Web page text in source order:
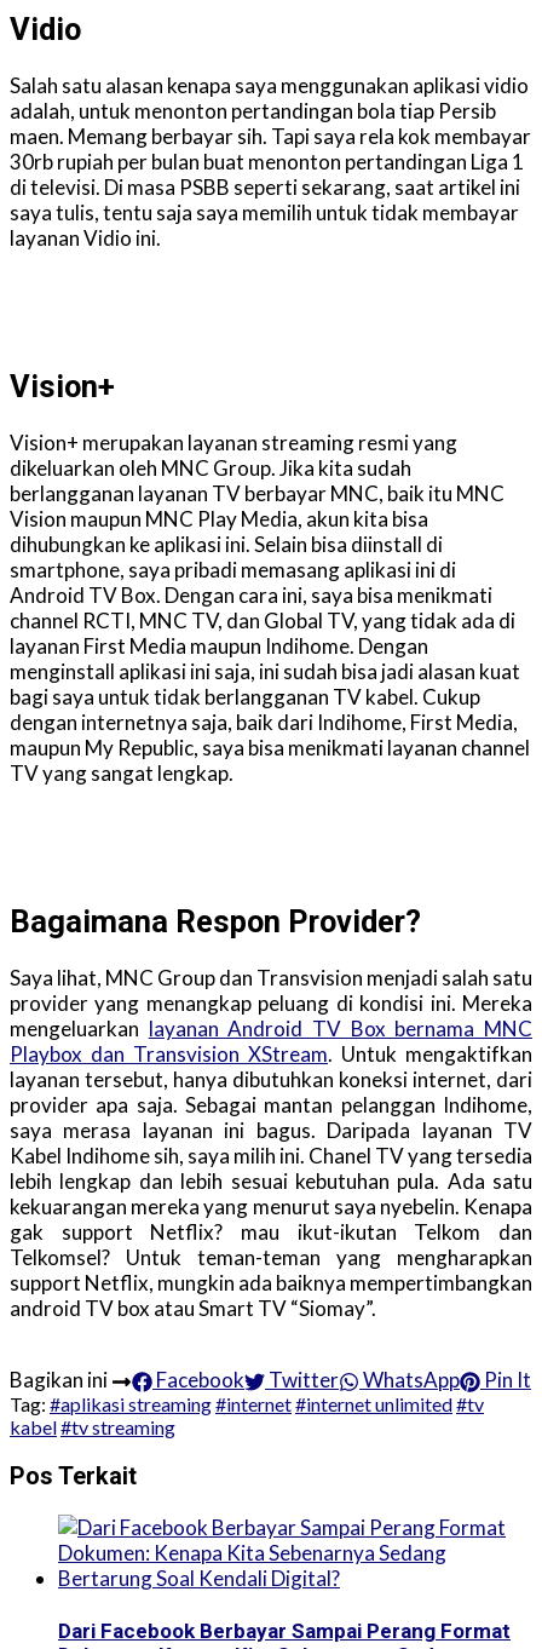
Vidio
Salah satu alasan kenapa saya menggunakan aplikasi vidio
adalah, untuk menonton pertandingan bola tiap Persib
maen. Memang berbayar sih. Tapi saya rela kok membayar
30rb rupiah per bulan buat menonton pertandingan Liga 1
di televisi. Di masa PSBB seperti sekarang, saat artikel ini
saya tulis, tentu saja saya memilih untuk tidak membayar
layanan Vidio ini.
Vision+
Vision+ merupakan layanan streaming resmi yang
dikeluarkan oleh MNC Group. Jika kita sudah
berlangganan layanan TV berbayar MNC, baik itu MNC
Vision maupun MNC Play Media, akun kita bisa
dihubungkan ke aplikasi ini. Selain bisa diinstall di
smartphone, saya pribadi memasang aplikasi ini di
Android TV Box. Dengan cara ini, saya bisa menikmati
channel RCTI, MNC TV, dan Global TV, yang tidak ada di
layanan First Media maupun Indihome. Dengan
menginstall aplikasi ini saja, ini sudah bisa jadi alasan kuat
bagi saya untuk tidak berlangganan TV kabel. Cukup
dengan internetnya saja, baik dari Indihome, First Media,
maupun My Republic, saya bisa menikmati layanan channel
TV yang sangat lengkap.
Bagaimana Respon Provider?
Saya lihat, MNC Group dan Transvision menjadi salah satu
provider yang menangkap peluang di kondisi ini. Mereka
mengeluarkan layanan Android TV Box bernama MNC
Playbox dan Transvision XStream. Untuk mengaktifkan
layanan tersebut, hanya dibutuhkan koneksi internet, dari
provider apa saja. Sebagai mantan pelanggan Indihome,
saya merasa layanan ini bagus. Daripada layanan TV
Kabel Indihome sih, saya milih ini. Chanel TV yang tersedia
lebih lengkap dan lebih sesuai kebutuhan pula. Ada satu
kekuarangan mereka yang menurut saya nyebelin. Kenapa
gak support Netflix? mau ikut-ikutan Telkom dan
Telkomsel? Untuk teman-teman yang mengharapkan
support Netflix, mungkin ada baiknya mempertimbangkan
android TV box atau Smart TV “Siomay”.
Bagikan ini Facebook Twitter WhatsApp Pin It
Tag: #aplikasi streaming#internet#internet unlimited#tv
kabel#tv streaming
Pos Terkait
Dari Facebook Berbayar Sampai Perang Format